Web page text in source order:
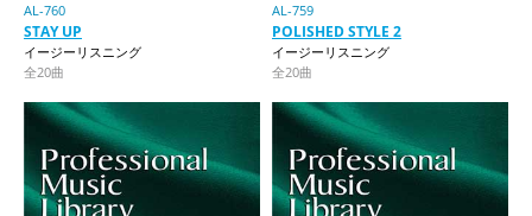
AL-760
STAY UP
イージーリスニング
全20曲
AL-759
POLISHED STYLE 2
イージーリスニング
全20曲